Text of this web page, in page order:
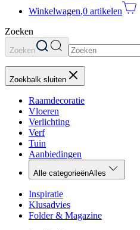
Winkelwagen,0 artikelen
Zoeken
Zoeken
Zoekbalk sluiten
Raamdecoratie
Vloeren
Verlichting
Verf
Tuin
Aanbiedingen
Alle categorieënAlles
Inspiratie
Klusadvies
Folder & Magazine